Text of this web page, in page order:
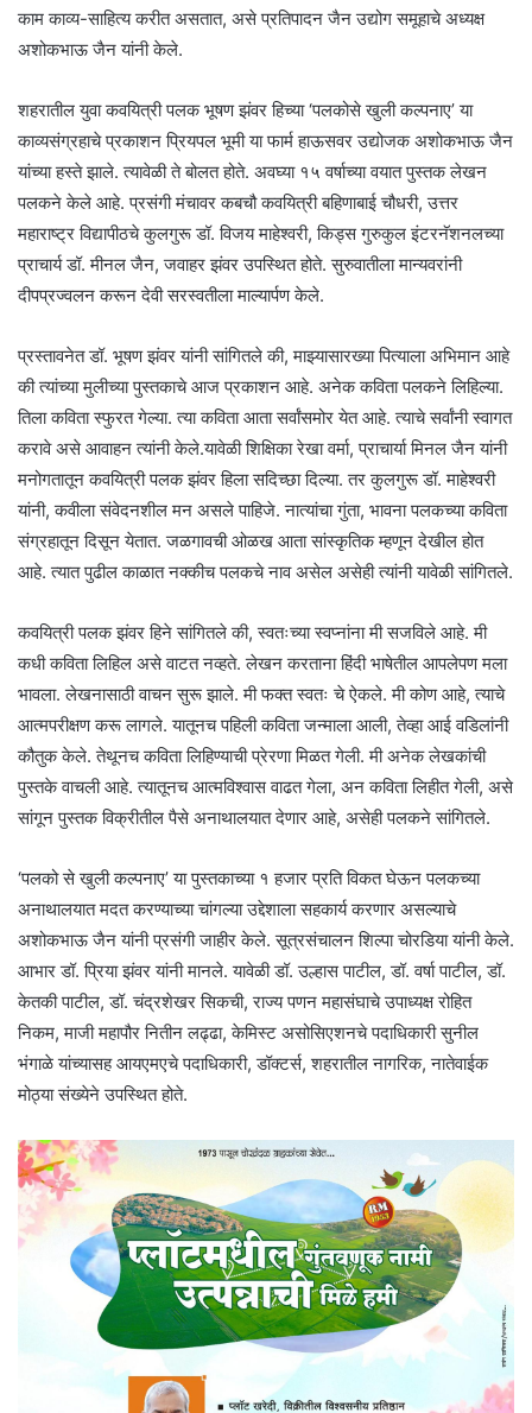
काम काव्य-साहित्य करीत असतात, असे प्रतिपादन जैन उद्योग समूहाचे अध्यक्ष
अशोकभाऊ जैन यांनी केले.
शहरातील युवा कवयित्री पलक भूषण झंवर हिच्या ‘पलकोसे खुली कल्पनाए’ या
काव्यसंग्रहाचे प्रकाशन प्रियपल भूमी या फार्म हाऊसवर उद्योजक अशोकभाऊ जैन
यांच्या हस्ते झाले. त्यावेळी ते बोलत होते. अवघ्या १५ वर्षाच्या वयात पुस्तक लेखन
पलकने केले आहे. प्रसंगी मंचावर कबचौ कवयित्री बहिणाबाई चौधरी, उत्तर
महाराष्ट्र विद्यापीठचे कुलगुरू डॉ. विजय माहेश्वरी, किड्स गुरुकुल इंटरनॅशनलच्या
प्राचार्य डॉ. मीनल जैन, जवाहर झंवर उपस्थित होते. सुरुवातीला मान्यवरांनी
दीपप्रज्वलन करून देवी सरस्वतीला माल्यार्पण केले.
प्रस्तावनेत डॉ. भूषण झंवर यांनी सांगितले की, माझ्यासारख्या पित्याला अभिमान आहे
की त्यांच्या मुलीच्या पुस्तकाचे आज प्रकाशन आहे. अनेक कविता पलकने लिहिल्या.
तिला कविता स्फुरत गेल्या. त्या कविता आता सर्वांसमोर येत आहे. त्याचे सर्वांनी स्वागत
करावे असे आवाहन त्यांनी केले.यावेळी शिक्षिका रेखा वर्मा, प्राचार्या मिनल जैन यांनी
मनोगतातून कवयित्री पलक झंवर हिला सदिच्छा दिल्या. तर कुलगुरू डॉ. माहेश्वरी
यांनी, कवीला संवेदनशील मन असले पाहिजे. नात्यांचा गुंता, भावना पलकच्या कविता
संग्रहातून दिसून येतात. जळगावची ओळख आता सांस्कृतिक म्हणून देखील होत
आहे. त्यात पुढील काळात नक्कीच पलकचे नाव असेल असेही त्यांनी यावेळी सांगितले.
कवयित्री पलक झंवर हिने सांगितले की, स्वतःच्या स्वप्नांना मी सजविले आहे. मी
कधी कविता लिहिल असे वाटत नव्हते. लेखन करताना हिंदी भाषेतील आपलेपण मला
भावला. लेखनासाठी वाचन सुरू झाले. मी फक्त स्वतः चे ऐकले. मी कोण आहे, त्याचे
आत्मपरीक्षण करू लागले. यातूनच पहिली कविता जन्माला आली, तेव्हा आई वडिलांनी
कौतुक केले. तेथूनच कविता लिहिण्याची प्रेरणा मिळत गेली. मी अनेक लेखकांची
पुस्तके वाचली आहे. त्यातूनच आत्मविश्वास वाढत गेला, अन कविता लिहीत गेली, असे
सांगून पुस्तक विक्रीतील पैसे अनाथालयात देणार आहे, असेही पलकने सांगितले.
‘पलको से खुली कल्पनाए’ या पुस्तकाच्या १ हजार प्रति विकत घेऊन पलकच्या
अनाथालयात मदत करण्याच्या चांगल्या उद्देशाला सहकार्य करणार असल्याचे
अशोकभाऊ जैन यांनी प्रसंगी जाहीर केले. सूत्रसंचालन शिल्पा चोरडिया यांनी केले.
आभार डॉ. प्रिया झंवर यांनी मानले. यावेळी डॉ. उल्हास पाटील, डॉ. वर्षा पाटील, डॉ.
केतकी पाटील, डॉ. चंद्रशेखर सिकची, राज्य पणन महासंघाचे उपाध्यक्ष रोहित
निकम, माजी महापौर नितीन लढ्ढा, केमिस्ट असोसिएशनचे पदाधिकारी सुनील
भंगाळे यांच्यासह आयएमएचे पदाधिकारी, डॉक्टर्स, शहरातील नागरिक, नातेवाईक
मोठ्या संख्येने उपस्थित होते.